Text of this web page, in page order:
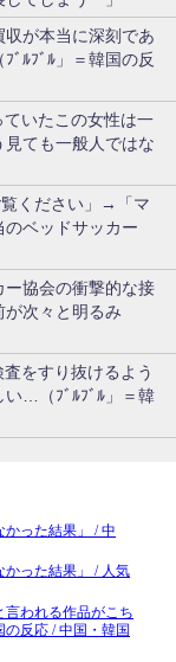
が本当に深刻であ
ﾙﾌﾞﾙ」＝韓国の反
いたこの女性は一
ても一般人ではな
覧ください」→「マ
のベッドサッカー
ー協会の衝撃的な接
次々と明るみ
をすり抜けるよう
…（ﾌﾞﾙﾌﾞﾙ」＝韓